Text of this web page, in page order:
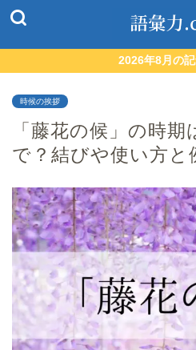
2026年8月の
時候の挨拶
「藤花の候」の時
で？結びや使い方と